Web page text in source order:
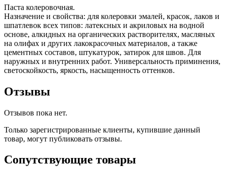
Паста колеровочная.
Назначение и свойства: для колеровки эмалей, красок, лаков и
шпатлевок всех типов: латексных и акриловых на водной
основе, алкидных на органических растворителях, масляных
на олифах и других лакокрасочных материалов, а также
цементных составов, штукатурок, затирок для швов. Для
наружных и внутренних работ. Универсальность приминения,
светоскойкость, яркость, насыщенность оттенков.
Отзывы
Отзывов пока нет.
Только зарегистрированные клиенты, купившие данный
товар, могут публиковать отзывы.
Сопутствующие товары